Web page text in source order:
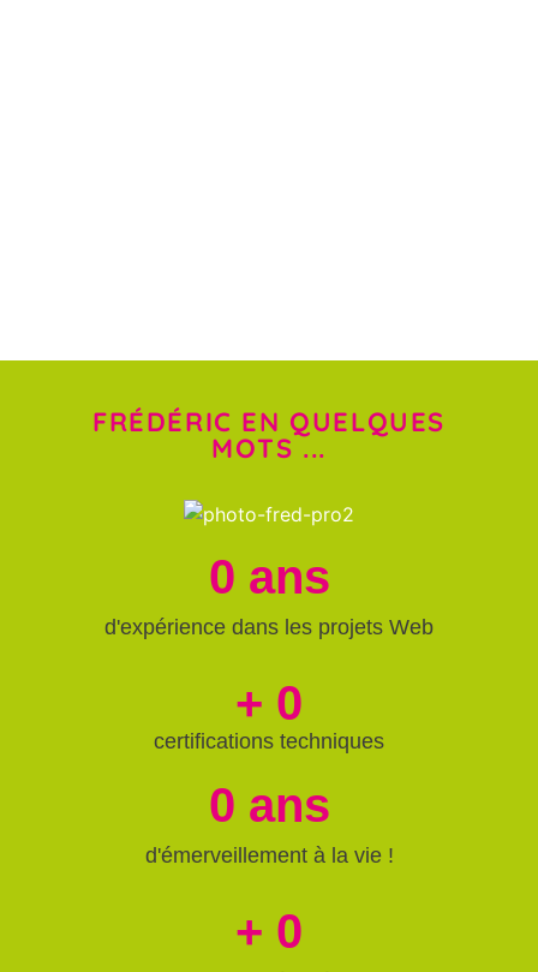
FRÉDÉRIC EN QUELQUES
MOTS ...
d'expérience dans les projets Web
0 ans
certifications techniques
+ 0
d'émerveillement à la vie !
0 ans
+ 0